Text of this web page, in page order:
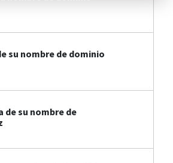
su nombre de dominio
de su nombre de